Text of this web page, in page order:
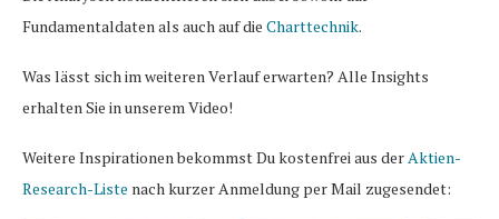
Fundamentaldaten als auch auf die Charttechnik.
Was lässt sich im weiteren Verlauf erwarten? Alle Insights
erhalten Sie in unserem Video!
Weitere Inspirationen bekommst Du kostenfrei aus der Aktien-
Research-Liste nach kurzer Anmeldung per Mail zugesendet: